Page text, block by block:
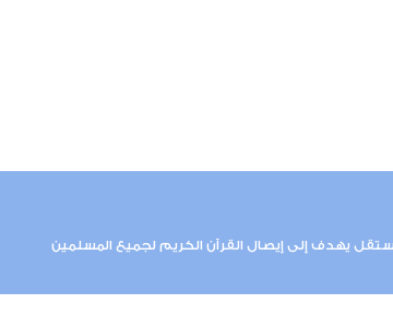
يهدف إلى إيصال القرآن الكريم لجميع المسلمين